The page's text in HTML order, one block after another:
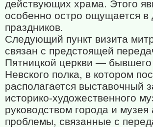
действующих храма. Этого
особенно остро ощущается в
праздников.
Следующий пункт визита
связан с предстоящей
Пятницкой церкви — бывшего
Невского полка, в котором
располагается выставочный
историко-художественного
руководством города и
проблемы, связанные с